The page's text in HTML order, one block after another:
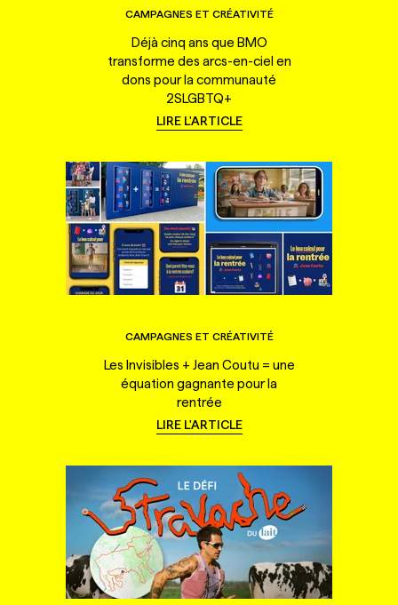
CAMPAGNES ET CRÉATIVITÉ
Déjà cinq ans que BMO
transforme des arcs-en-ciel en
dons pour la communauté
2SLGBTQ+
LIRE L'ARTICLE
CAMPAGNES ET CRÉATIVITÉ
Les Invisibles + Jean Coutu = une
équation gagnante pour la
rentrée
LIRE L'ARTICLE